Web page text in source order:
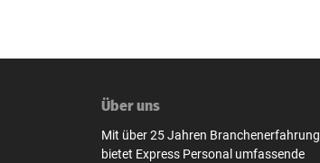
Über uns
Mit über 25 Jahren Branchenerfahrung
bietet Express Personal umfassende